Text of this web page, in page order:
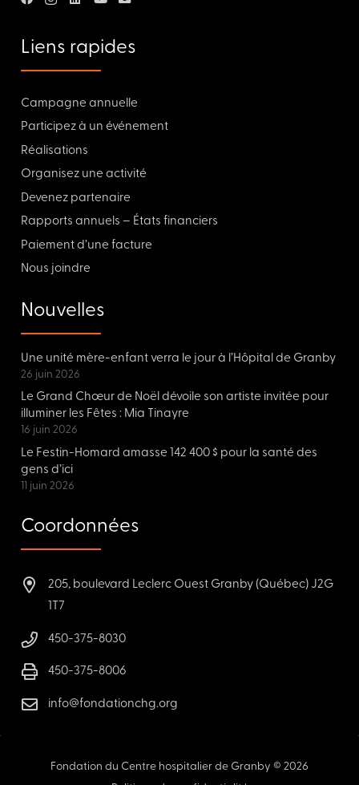
Liens rapides
Campagne annuelle
Participez à un événement
Réalisations
Organisez une activité
Devenez partenaire
Rapports annuels – États financiers
Paiement d’une facture
Nous joindre
Nouvelles
Une unité mère-enfant verra le jour à l’Hôpital de Granby
26 juin 2026
Le Grand Chœur de Noël dévoile son artiste invitée pour
illuminer les Fêtes : Mia Tinayre
16 juin 2026
Le Festin-Homard amasse 142 400 $ pour la santé des
gens d’ici
11 juin 2026
Coordonnées
205, boulevard Leclerc Ouest Granby (Québec) J2G
1T7
450-375-8030
450-375-8006
info@fondationchg.org
Fondation du Centre hospitalier de Granby © 2026